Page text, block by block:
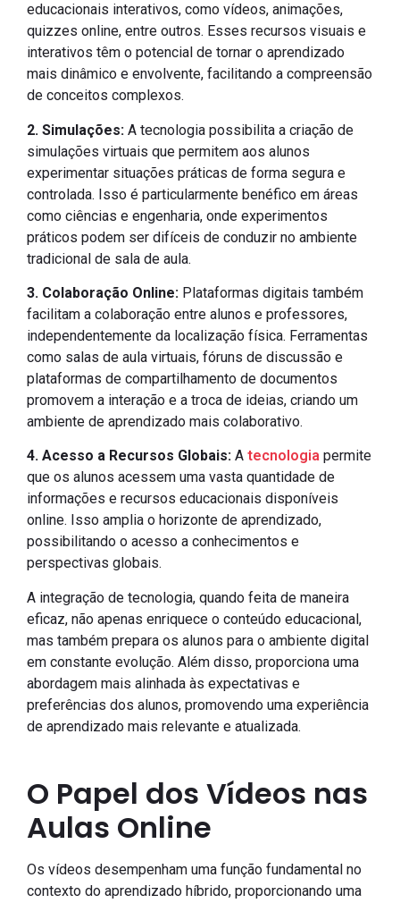
educacionais interativos, como vídeos, animações,
quizzes online, entre outros. Esses recursos visuais e
interativos têm o potencial de tornar o aprendizado
mais dinâmico e envolvente, facilitando a compreensão
de conceitos complexos.
2. Simulações: A tecnologia possibilita a criação de
simulações virtuais que permitem aos alunos
experimentar situações práticas de forma segura e
controlada. Isso é particularmente benéfico em áreas
como ciências e engenharia, onde experimentos
práticos podem ser difíceis de conduzir no ambiente
tradicional de sala de aula.
3. Colaboração Online: Plataformas digitais também
facilitam a colaboração entre alunos e professores,
independentemente da localização física. Ferramentas
como salas de aula virtuais, fóruns de discussão e
plataformas de compartilhamento de documentos
promovem a interação e a troca de ideias, criando um
ambiente de aprendizado mais colaborativo.
4. Acesso a Recursos Globais: A tecnologia permite
que os alunos acessem uma vasta quantidade de
informações e recursos educacionais disponíveis
online. Isso amplia o horizonte de aprendizado,
possibilitando o acesso a conhecimentos e
perspectivas globais.
A integração de tecnologia, quando feita de maneira
eficaz, não apenas enriquece o conteúdo educacional,
mas também prepara os alunos para o ambiente digital
em constante evolução. Além disso, proporciona uma
abordagem mais alinhada às expectativas e
preferências dos alunos, promovendo uma experiência
de aprendizado mais relevante e atualizada.
O Papel dos Vídeos nas
Aulas Online
Os vídeos desempenham uma função fundamental no
contexto do aprendizado híbrido, proporcionando uma